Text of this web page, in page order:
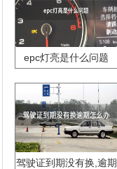
epc灯亮是什么问题
驾驶证到期没有换,逾期